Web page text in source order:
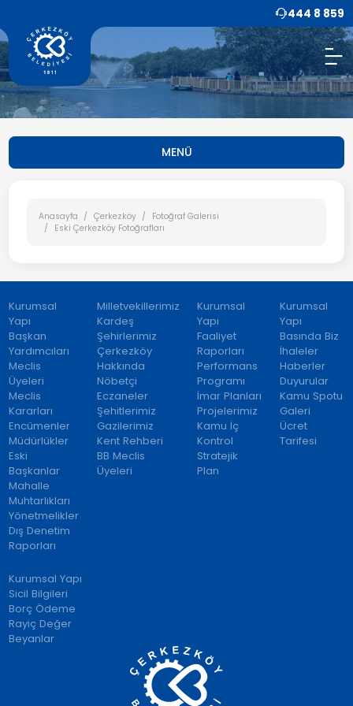
444 8 859
MENÜ
Anasayfa Çerkezköy
Fotoğraf Galerisi
Eski Çerkezköy Fotoğrafları
Kurumsal
Yapı
Başkan
Yardımcıları
Meclis
Üyeleri
Meclis
Kararları
Encümenler
Müdürlükler
Eski
Başkanlar
Mahalle
Muhtarlıkları
Yönetmelikler
Dış Denetim
Raporları
Milletvekillerimiz
Kardeş
Şehirlerimiz
Çerkezköy
Hakkında
Nöbetçi
Eczaneler
Şehitlerimiz
Gazilerimiz
Kent Rehberi
BB Meclis
Üyeleri
Kurumsal
Yapı
Faaliyet
Raporları
Performans
Programı
İmar Planları
Projelerimiz
Kamu İç
Kontrol
Stratejik
Plan
Kurumsal
Yapı
Basında Biz
İhaleler
Haberler
Duyurular
Kamu Spotu
Galeri
Ücret
Tarifesi
Kurumsal Yapı
Sicil Bilgileri
Borç Ödeme
Rayiç Değer
Beyanlar